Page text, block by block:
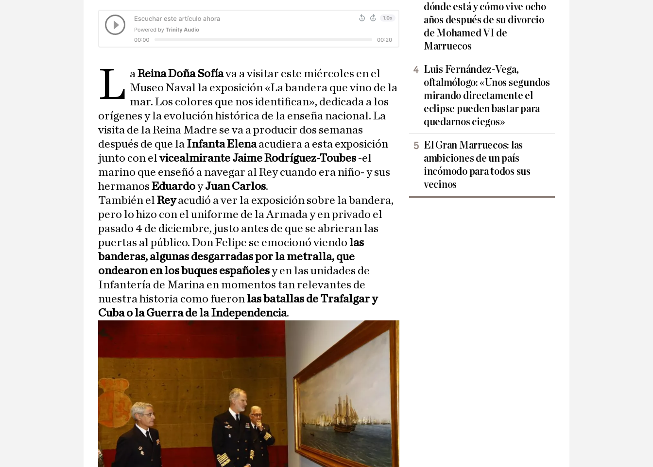
L aReina Doña Sofíava a visitar este miércoles en el
Museo Naval la exposición «La bandera que vino de la
mar. Los colores que nos identifican», dedicada a los
orígenes y la evolución histórica de la enseña nacional. La
visita de la Reina Madre se va a producir dos semanas
después de que la Infanta Elenaacudiera a esta exposición
junto con elvicealmirante Jaime Rodríguez-Toubes -el
marino que enseñó a navegar al Rey cuando era niño- y sus
hermanos EduardoyJuan Carlos.
También el Reyacudió a ver la exposición sobre la bandera,
pero lo hizo con el uniforme de la Armada y en privado el
pasado 4 de diciembre, justo antes de que se abrieran las
puertas al público. Don Felipe se emocionó viendo las
banderas, algunas desgarradas por la metralla, que
ondearon en los buques españolesy en las unidades de
Infantería de Marina en momentos tan relevantes de
nuestra historia como fueron las batallas de Trafalgar y
Cuba o la Guerra de la Independencia.
dónde está y cómo vive ocho
años después de su divorcio
de Mohamed VI de
Marruecos
Luis Fernández-Vega,
oftalmólogo: «Unos segundos
mirando directamente el
eclipse pueden bastar para
quedarnos ciegos»
El Gran Marruecos: las
ambiciones de un país
incómodo para todos sus
vecinos